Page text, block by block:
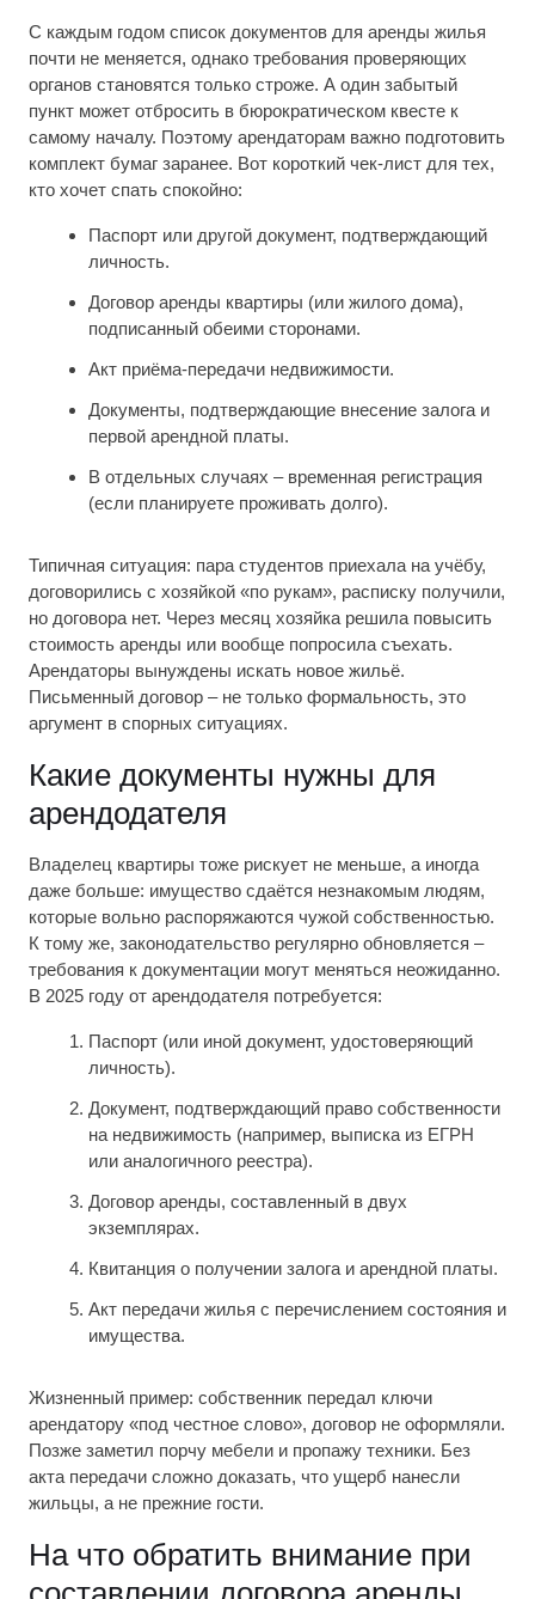
С каждым годом список документов для аренды жилья
почти не меняется, однако требования проверяющих
органов становятся только строже. А один забытый
пункт может отбросить в бюрократическом квесте к
самому началу. Поэтому арендаторам важно подготовить
комплект бумаг заранее. Вот короткий чек-лист для тех,
кто хочет спать спокойно:
Паспорт или другой документ, подтверждающий
личность.
Договор аренды квартиры (или жилого дома),
подписанный обеими сторонами.
Акт приёма-передачи недвижимости.
Документы, подтверждающие внесение залога и
первой арендной платы.
В отдельных случаях – временная регистрация
(если планируете проживать долго).
Типичная ситуация: пара студентов приехала на учёбу,
договорились с хозяйкой «по рукам», расписку получили,
но договора нет. Через месяц хозяйка решила повысить
стоимость аренды или вообще попросила съехать.
Арендаторы вынуждены искать новое жильё.
Письменный договор – не только формальность, это
аргумент в спорных ситуациях.
Какие документы нужны для
арендодателя
Владелец квартиры тоже рискует не меньше, а иногда
даже больше: имущество сдаётся незнакомым людям,
которые вольно распоряжаются чужой собственностью.
К тому же, законодательство регулярно обновляется –
требования к документации могут меняться неожиданно.
В 2025 году от арендодателя потребуется:
Паспорт (или иной документ, удостоверяющий
личность).
Документ, подтверждающий право собственности
на недвижимость (например, выписка из ЕГРН
или аналогичного реестра).
Договор аренды, составленный в двух
экземплярах.
Квитанция о получении залога и арендной платы.
Акт передачи жилья с перечислением состояния и
имущества.
Жизненный пример: собственник передал ключи
арендатору «под честное слово», договор не оформляли.
Позже заметил порчу мебели и пропажу техники. Без
акта передачи сложно доказать, что ущерб нанесли
жильцы, а не прежние гости.
На что обратить внимание при